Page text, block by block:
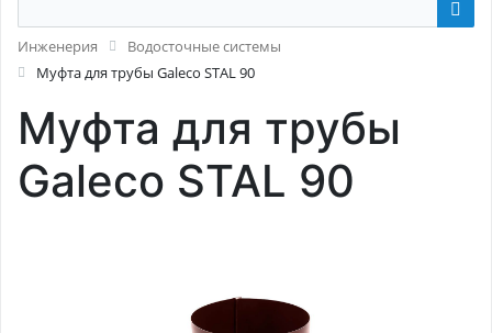
Инженерия
Водосточные системы
Муфта для трубы Galeco STAL 90
Муфта для трубы
Galeco STAL 90